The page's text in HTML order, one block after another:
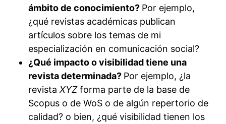
ámbito de conocimiento? Por ejemplo,
¿qué revistas académicas publican
artículos sobre los temas de mi
especialización en comunicación social?
¿Qué impacto o visibilidad tiene una
revista determinada? Por ejemplo, ¿la
revista XYZforma parte de la base de
Scopus o de WoS o de algún repertorio de
calidad? o bien, ¿qué visibilidad tienen los